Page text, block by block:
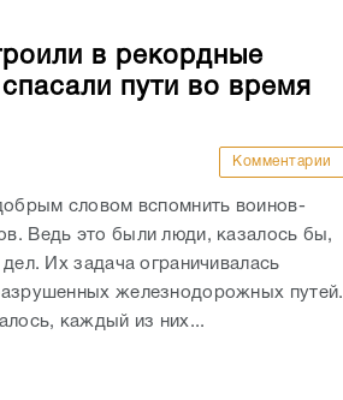
в рекордные
пути во время
Комментарии
словом вспомнить воинов-
Ведь это были люди, казалось бы,
Их задача ограничивалась
железнодорожных путей.
каждый из них...